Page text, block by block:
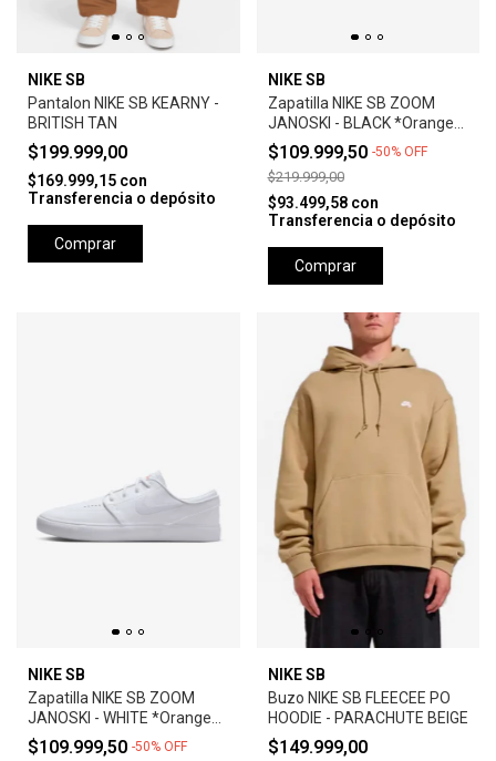
NIKE SB
Pantalon NIKE SB KEARNY -
BRITISH TAN
$199.999,00
$169.999,15 con
Transferencia o depósito
Comprar
NIKE SB
Zapatilla NIKE SB ZOOM
JANOSKI - BLACK *Orange
Label*
$109.999,50 -50% OFF
$219.999,00
$93.499,58 con
Transferencia o depósito
Comprar
NIKE SB
Zapatilla NIKE SB ZOOM
JANOSKI - WHITE *Orange
Label*
$109.999,50 -50% OFF
NIKE SB
Buzo NIKE SB FLEECEE PO
HOODIE - PARACHUTE BEIGE
$149.999,00